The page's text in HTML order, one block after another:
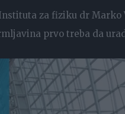
za fiziku dr Marko
prvo treba da